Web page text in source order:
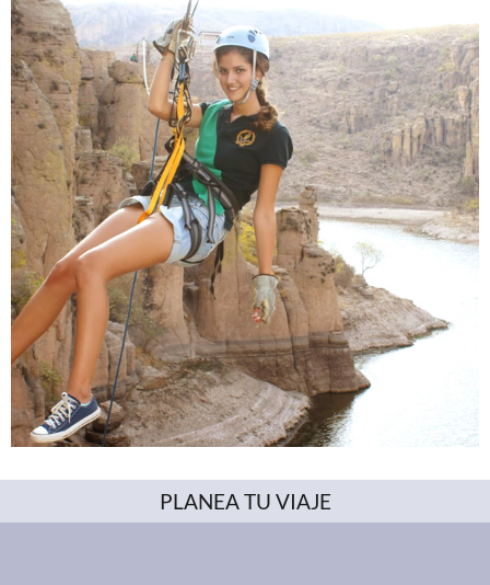
PLANEA TU VIAJE